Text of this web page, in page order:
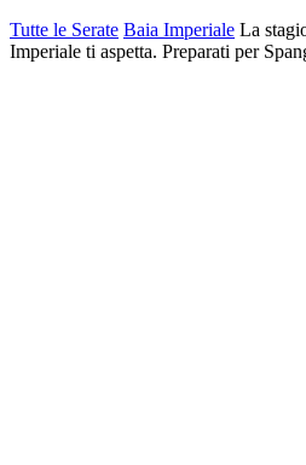
Tutte le Serate Baia Imperiale La
Imperiale ti aspetta. Preparati per